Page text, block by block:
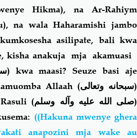
Hikma), na Ar-Rahiym
na wala Haharamishi jambo
asilipate, bali kwa
kisha anakuja mja akamuasi
) kwa maasi? Seuze basi aje
Allaah (سبحانه وتعالى)
(صلى الله عليه وآله وسلم)
((Hakuna mwenye ghera
anapozini mja wake au